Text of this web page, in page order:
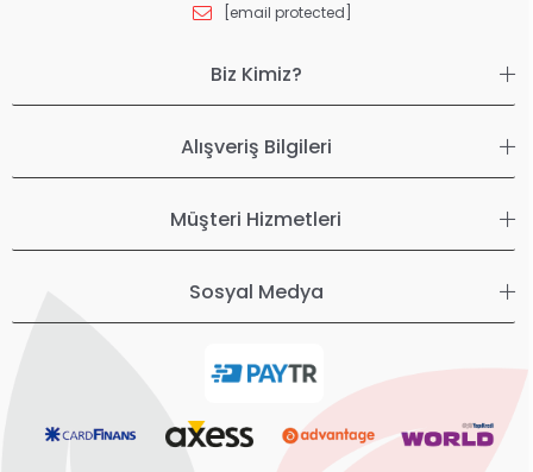
[email protected]
Biz Kimiz?
Alışveriş Bilgileri
Müşteri Hizmetleri
Sosyal Medya